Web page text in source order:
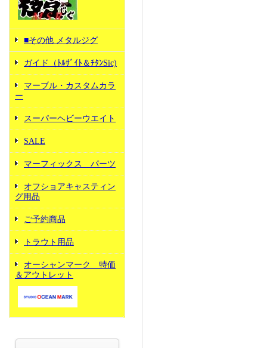
■その他 メタルジグ
ガイド（ﾄﾙｻﾞｲﾄ＆ﾁﾀﾝSic)
マーブル・カスタムカラ
ー
スーパーヘビーウエイト
SALE
マーフィックス パーツ
オフショアキャスティン
グ用品
ご予約商品
トラウト用品
オーシャンマーク 特価
＆アウトレット